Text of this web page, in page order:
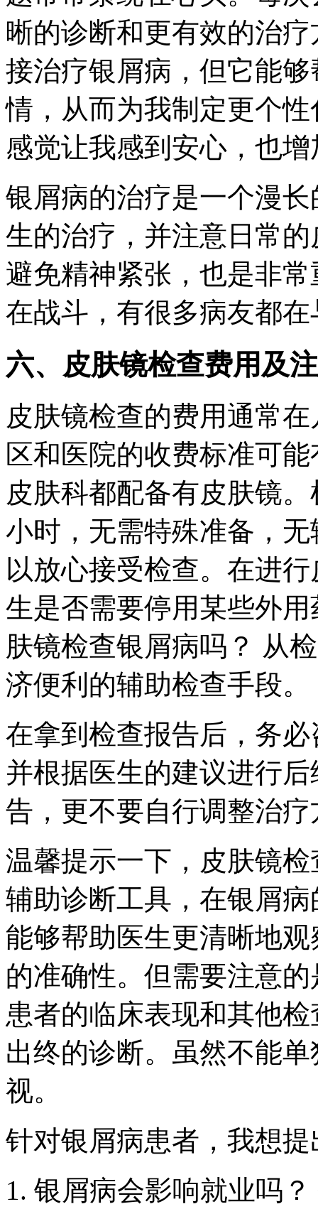
晰的诊断和更有效的治
接治疗银屑病，但它能
情，从而为我制定更个
感觉让我感到安心，也
银屑病的治疗是一个漫
生的治疗，并注意日常
避免精神紧张，也是非
在战斗，有很多病友都
六、皮肤镜检查费用及
皮肤镜检查的费用通常
区和医院的收费标准可
皮肤科都配备有皮肤镜
小时，无需特殊准备，
以放心接受检查。在进
生是否需要停用某些外
肤镜检查银屑病吗？ 从
济便利的辅助检查手段。
在拿到检查报告后，务
并根据医生的建议进行
告，更不要自行调整治疗
温馨提示一下，皮肤镜
辅助诊断工具，在银屑
能够帮助医生更清晰地
的准确性。但需要注意
患者的临床表现和其他
出终的诊断。虽然不能
视。
针对银屑病患者，我想
1. 银屑病会影响就业吗